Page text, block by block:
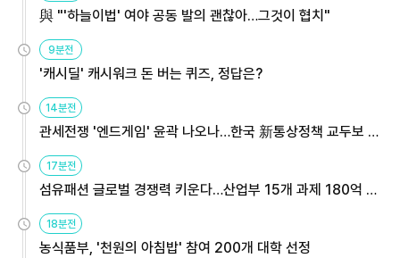
與 "'하늘이법' 여야 공동 발의 괜찮아…그것이 협치"
9분전
'캐시딜' 캐시워크 돈 버는 퀴즈, 정답은?
14분전
관세전쟁 '엔드게임' 윤곽 나오나…한국 新통상정책 교두보 활
용해야
17분전
섬유패션 글로벌 경쟁력 키운다…산업부 15개 과제 180억 지
원
18분전
농식품부, '천원의 아침밥' 참여 200개 대학 선정